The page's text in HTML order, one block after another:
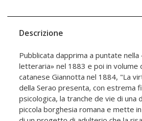
Descrizione
Pubblicata dapprima a puntate nella
letteraria» nel 1883 e poi in volume
catanese Giannotta nel 1884, "La
della Serao presenta, con estrema
psicologica, la tranche de vie di una
piccola borghesia romana e mette